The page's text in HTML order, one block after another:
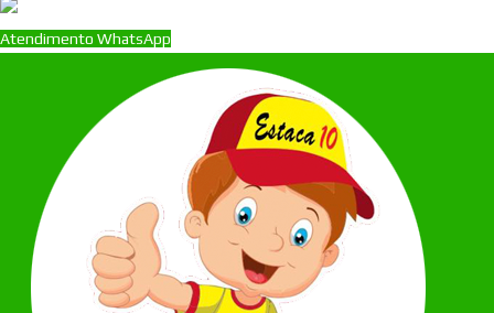
Atendimento WhatsApp